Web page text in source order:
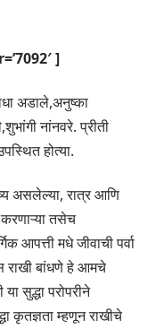
]
अडाले,अनुष्का
नांनवरे. प्रीती
होत्या.
असलेल्या, रात्र आणि
करणाऱ्या तसेच
आपत्ती मधे जीवाची पर्वा
राखी बांधणे हे आमचे
सुद्धा परोपरीने
कृतज्ञता म्हणून राखीचे